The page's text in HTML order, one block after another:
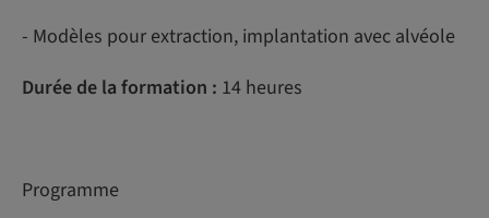
- Modèles pour extraction, implantation avec alvéole
Durée de la formation : 14 heures
Programme